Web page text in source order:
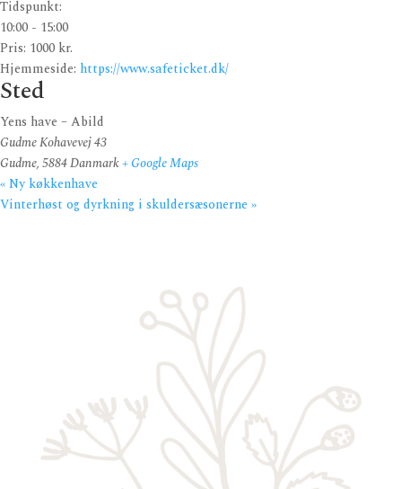
Tidspunkt:
10:00 - 15:00
Pris: 1000 kr.
Hjemmeside: https://www.safeticket.dk/
Sted
Yens have – Abild
Gudme Kohavevej 43
Gudme,5884Danmark+ Google Maps
«Ny køkkenhave
Vinterhøst og dyrkning i skuldersæsonerne»